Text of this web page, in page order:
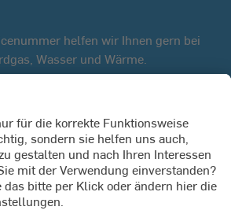
helfen wir Ihnen gern bei
Wasser und Wärme.
Uhr